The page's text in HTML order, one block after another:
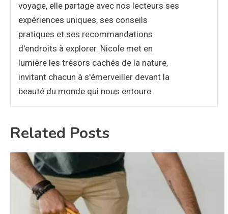
voyage, elle partage avec nos lecteurs ses
expériences uniques, ses conseils
pratiques et ses recommandations
d'endroits à explorer. Nicole met en
lumière les trésors cachés de la nature,
invitant chacun à s'émerveiller devant la
beauté du monde qui nous entoure.
Related Posts